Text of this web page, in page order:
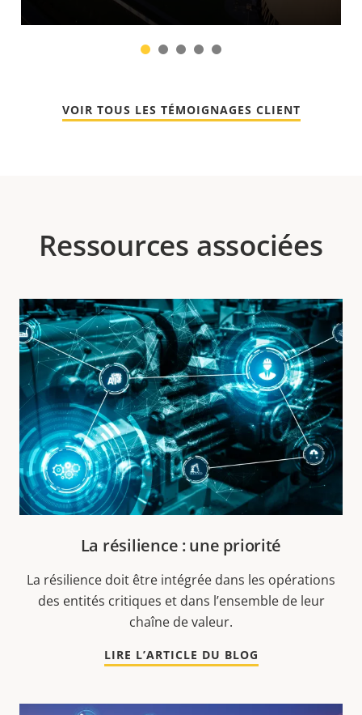
1 2 3 4
VOIR TOUS LES TÉMOIGNAGES CLIENT
Ressources associées
La résilience : une priorité
La résilience doit être intégrée dans les opérations
des entités critiques et dans l’ensemble de leur
chaîne de valeur.
LIRE L’ARTICLE DU BLOG